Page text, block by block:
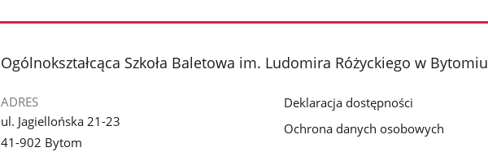
stopka
Ogólnokształcąca Szkoła Baletowa im. Ludomira Różyckiego w Bytomiu
ADRES
ul. Jagiellońska 21-23
41-902 Bytom
Deklaracja dostępności
Ochrona danych osobowych